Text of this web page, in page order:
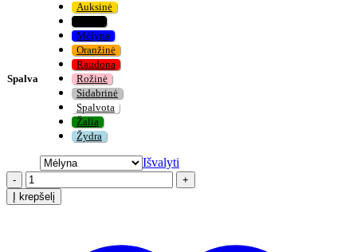
Spalva
Auksinė
Mėlyna
Oranžinė
Raudona
Rožinė
Sidabrinė
Spalvota
Žalia
Žydra
Išvalyti
-
+
Į krepšelį